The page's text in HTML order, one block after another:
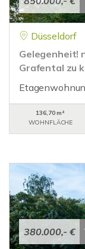
Düsseldorf
Gelegenheit!
Grafental zu
136,70 m²
WOHNFLÄCHE
380.000,- €